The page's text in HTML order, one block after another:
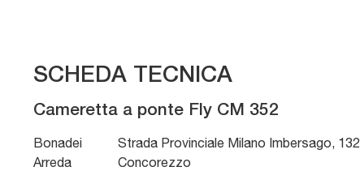
SCHEDA TECNICA
Cameretta a ponte Fly CM 352
Bonadei
Arreda
Strada Provinciale Milano Imbersago, 132
Concorezzo